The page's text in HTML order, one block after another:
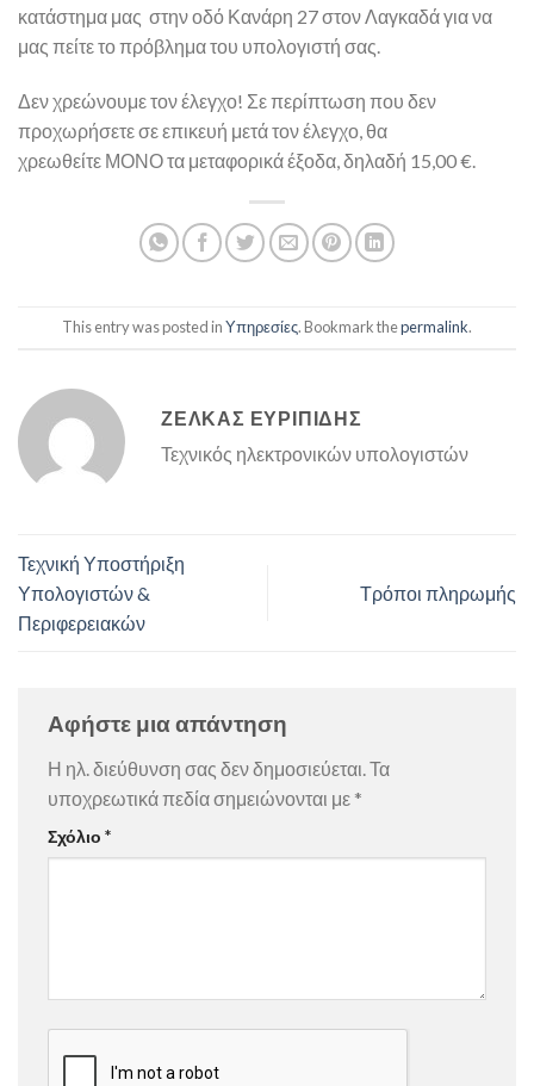
κατάστημα μας στην οδό Κανάρη 27 στον Λαγκαδά για να
μας πείτε το πρόβλημα του υπολογιστή σας.
Δεν χρεώνουμε τον έλεγχο! Σε περίπτωση που δεν
προχωρήσετε σε επικευή μετά τον έλεγχο, θα
χρεωθείτε ΜΟΝΟ τα μεταφορικά έξοδα, δηλαδή 15,00 €.
This entry was posted inΥπηρεσίες. Bookmark thepermalink.
ΖΈΛΚΑΣ ΕΥΡΙΠΊΔΗΣ
Τεχνικός ηλεκτρονικών υπολογιστών
Τεχνική Υποστήριξη
Υπολογιστών &
Περιφερειακών
Τρόποι πληρωμής
Αφήστε μια απάντηση
Η ηλ. διεύθυνση σας δεν δημοσιεύεται.Τα
υποχρεωτικά πεδία σημειώνονται με *
Σχόλιο *